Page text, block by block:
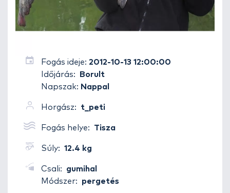
Fogás ideje: 2012-10-13 12:00:00
Időjárás:
Borult
Napszak: Nappal
Horgász: t_peti
Fogás helye: Tisza
Súly: 12.4 kg
Csali:
gumihal
Módszer:
pergetés